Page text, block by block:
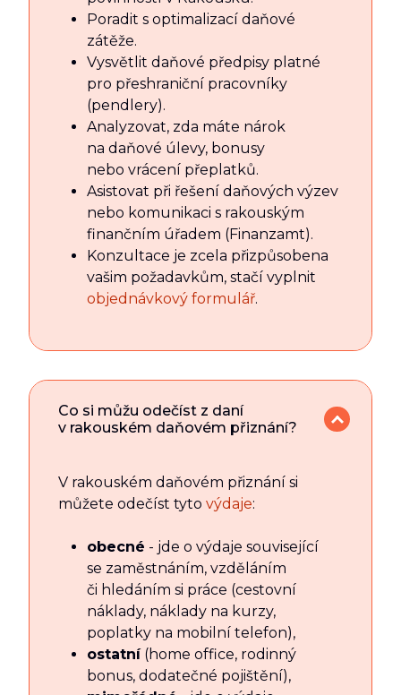
Poradit s optimalizací daňové
zátěže.
Vysvětlit daňové předpisy platné
pro přeshraniční pracovníky
(pendlery).
Analyzovat, zda máte nárok
na daňové úlevy, bonusy
nebo vrácení přeplatků.
Asistovat při řešení daňových výzev
nebo komunikaci s rakouským
finančním úřadem (Finanzamt).
Konzultace je zcela přizpůsobena
vašim požadavkům, stačí vyplnit
objednávkový formulář.
Co si můžu odečíst z daní
v rakouském daňovém přiznání?
V rakouském daňovém přiznání si
můžete odečíst tyto výdaje:
obecné - jde o výdaje související
se zaměstnáním, vzděláním
či hledáním si práce (cestovní
náklady, náklady na kurzy,
poplatky na mobilní telefon),
ostatní(home office, rodinný
bonus, dodatečné pojištění),